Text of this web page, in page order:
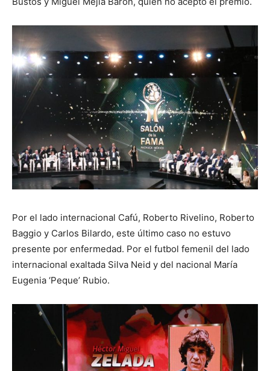
Por el lado internacional Cafú, Roberto Rivelino, Roberto
Baggio y Carlos Bilardo, este último caso no estuvo
presente por enfermedad. Por el futbol femenil del lado
internacional exaltada Silva Neid y del nacional María
Eugenia ‘Peque’ Rubio.